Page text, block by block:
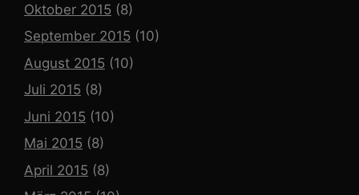
Oktober 2015 (8)
September 2015 (10)
August 2015 (10)
Juli 2015 (8)
Juni 2015 (10)
Mai 2015 (8)
April 2015 (8)